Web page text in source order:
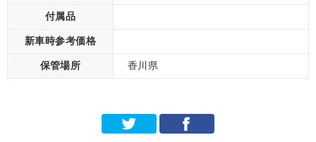
付属品
新車時参考価格
保管場所 香川県